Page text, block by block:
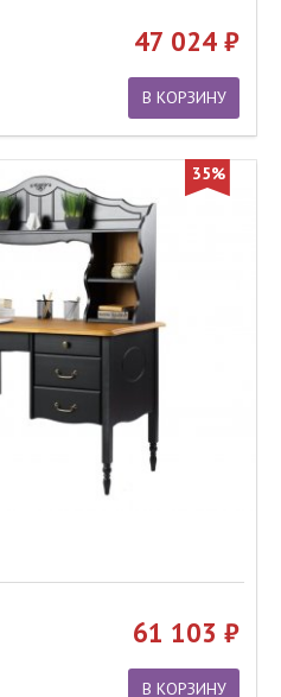
47 024
В КОРЗИНУ
35%
61 103
В КОРЗИНУ